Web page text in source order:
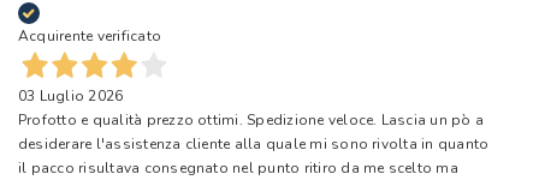
Acquirente verificato
03 Luglio 2026
Profotto e qualità prezzo ottimi. Spedizione veloce. Lascia un pò a
desiderare l'assistenza cliente alla quale mi sono rivolta in quanto
il pacco risultava consegnato nel punto ritiro da me scelto ma